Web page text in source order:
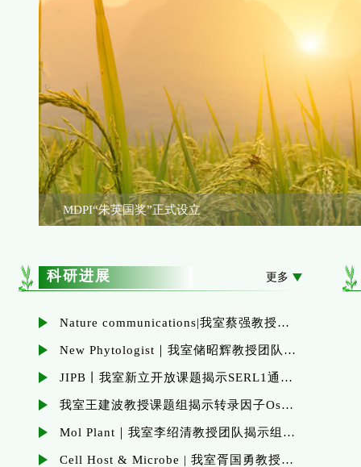
MDPI“朱英国奖”正式设立
科研进展 更多
Nature communications|我室蔡强教授团队揭示水稻与纹枯病菌互作过程中的跨界RNAi机制
New Phytologist｜我室储昭辉教授团队揭示铜转运子调控的叶片胞内响应铜诱导的植物免疫反应新机制。
JIPB丨我室新立开放课题揭示SERL1通过磷酸化稳定OsALDH2B1，促进水稻耐碱性与粒长的新机制
我室王建波教授课题组揭示转录因子OsGLK1在籼粳亚种间杂交稻中的转录调控网络
Mol Plant｜我室李绍清教授团队揭示组蛋白甲基化阅读器调控水稻抗病性与产量的表观遗传新机制
Cell Host & Microbe | 我室胥国勇教授团队提出植物内生菌遗传赋能，实现ETI广谱抗病的策略